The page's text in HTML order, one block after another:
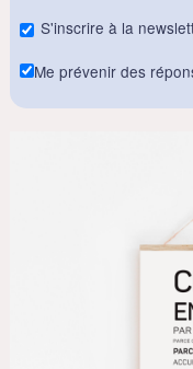
S'inscrire à la
Me prévenir des